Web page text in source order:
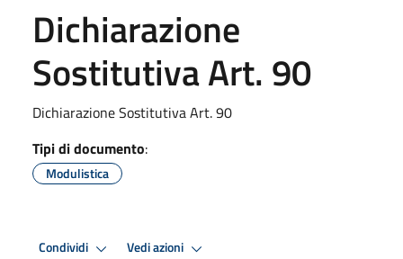
Dichiarazione
Sostitutiva Art. 90
Dichiarazione Sostitutiva Art. 90
Tipi di documento:
Modulistica
Condividi Vedi azioni